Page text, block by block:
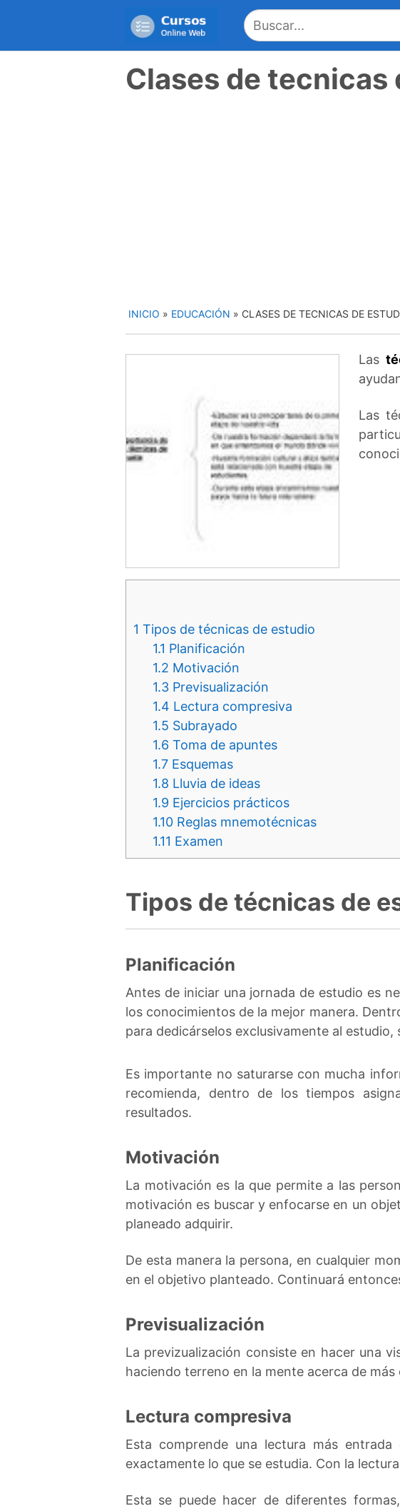
Clases de tecnicas
INICIO » EDUCACIÓN » CLASES DE TECNICAS DE
Las
Las
1 Tipos de técnicas de estudio
1.1 Planificación
1.2 Motivación
1.3 Previsualización
1.4 Lectura compresiva
1.5 Subrayado
1.6 Toma de apuntes
1.7 Esquemas
1.8 Lluvia de ideas
1.9 Ejercicios prácticos
1.10 Reglas mnemotécnicas
1.11 Examen
Tipos de técnicas de
Planificación
Antes de iniciar una jornada de estudio es
los conocimientos de la mejor manera.
para dedicárselos exclusivamente al estudio,
Es importante no saturarse con mucha
recomienda, dentro de los tiempos
resultados.
Motivación
La motivación es la que permite a las
motivación es buscar y enfocarse en un
planeado adquirir.
De esta manera la persona, en cualquier
en el objetivo planteado. Continuará
Previsualización
La previzualización consiste en hacer una
haciendo terreno en la mente acerca de
Lectura compresiva
Esta comprende una lectura más
exactamente lo que se estudia. Con la
Esta se puede hacer de diferentes